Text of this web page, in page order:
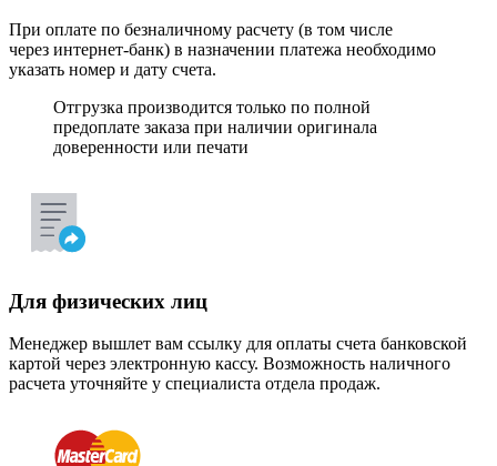
При оплате по безналичному расчету (в том числе
через интернет-банк) в назначении платежа необходимо
указать номер и дату счета.
Отгрузка производится только по полной
предоплате заказа при наличии оригинала
доверенности или печати
Для физических лиц
Менеджер вышлет вам ссылку для оплаты счета банковской
картой через электронную кассу. Возможность наличного
расчета уточняйте у специалиста отдела продаж.